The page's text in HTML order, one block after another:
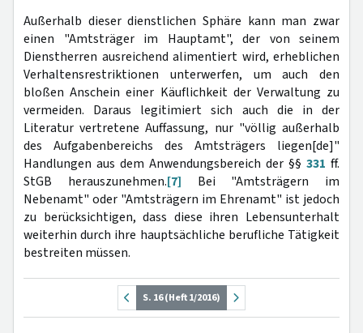
Außerhalb dieser dienstlichen Sphäre kann man zwar
einen "Amtsträger im Hauptamt", der von seinem
Dienstherren ausreichend alimentiert wird, erheblichen
Verhaltensrestriktionen unterwerfen, um auch den
bloßen Anschein einer Käuflichkeit der Verwaltung zu
vermeiden. Daraus legitimiert sich auch die in der
Literatur vertretene Auffassung, nur "völlig außerhalb
des Aufgabenbereichs des Amtsträgers liegen[de]"
Handlungen aus dem Anwendungsbereich der §§ 331 ff.
StGB herauszunehmen.[7] Bei "Amtsträgern im
Nebenamt" oder "Amtsträgern im Ehrenamt" ist jedoch
zu berücksichtigen, dass diese ihren Lebensunterhalt
weiterhin durch ihre hauptsächliche berufliche Tätigkeit
bestreiten müssen.
S. 16 (Heft 1/2016)